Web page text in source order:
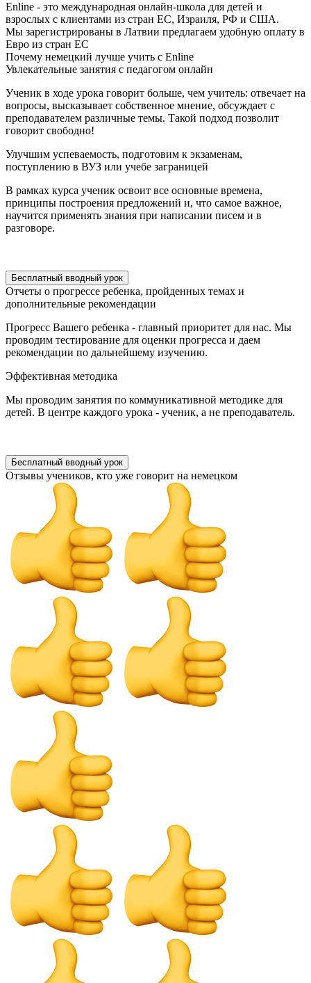
Enline - это международная онлайн-школа для детей и
взрослых с клиентами из стран ЕС, Израиля, РФ и США.
Мы зарегистрированы в Латвии предлагаем удобную оплату в
Евро из стран ЕС
Почему немецкий лучше учить с Enline
Увлекательные занятия с педагогом онлайн
Ученик в ходе урока говорит больше, чем учитель: отвечает на
вопросы, высказывает собственное мнение, обсуждает с
преподавателем различные темы. Такой подход позволит
говорит свободно!
Улучшим успеваемость, подготовим к экзаменам,
поступлению в ВУЗ или учебе заграницей
В рамках курса ученик освоит все основные времена,
принципы построения предложений и, что самое важное,
научится применять знания при написании писем и в
разговоре.
Бесплатный вводный урок
Отчеты о прогрессе ребенка, пройденных темах и
дополнительные рекомендации
Прогресс Вашего ребенка - главный приоритет для нас. Мы
проводим тестирование для оценки прогресса и даем
рекомендации по дальнейшему изучению.
Эффективная методика
Мы проводим занятия по коммуникативной методике для
детей. В центре каждого урока - ученик, а не преподаватель.
Бесплатный вводный урок
Отзывы учеников, кто уже говорит на немецком